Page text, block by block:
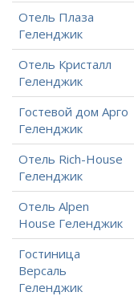
Отель Плаза
Геленджик
Отель Кристалл
Геленджик
Гостевой дом Арго
Геленджик
Отель Rich-House
Геленджик
Отель Alpen
House Геленджик
Гостиница
Версаль
Геленджик